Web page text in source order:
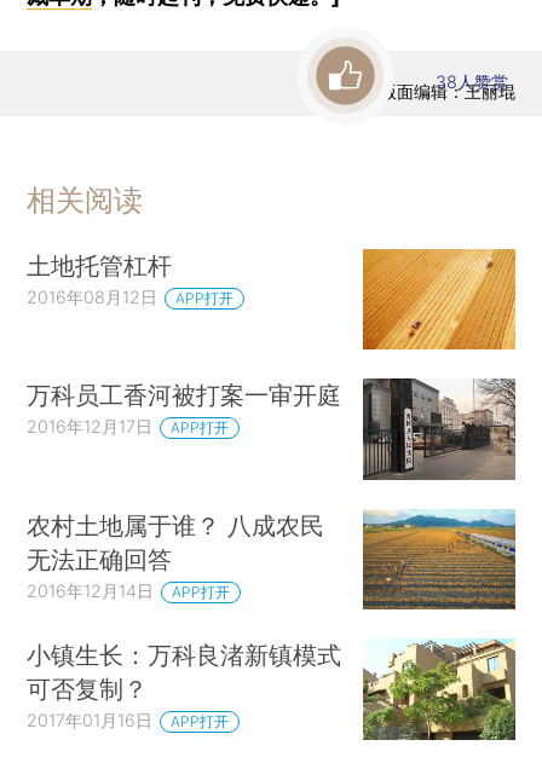
版面编辑：王丽琨
38人赞赏
相关阅读
土地托管杠杆
2016年08月12日 APP打开
万科员工香河被打案一审开庭
2016年12月17日 APP打开
农村土地属于谁？ 八成农民
无法正确回答
2016年12月14日 APP打开
小镇生长：万科良渚新镇模式
可否复制？
2017年01月16日 APP打开